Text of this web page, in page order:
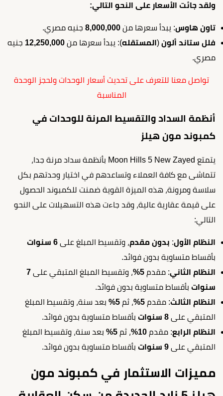
ولقد جائت الأسعار على النحو التالي:
تاون هاوس: يبدأ سعرها من 8,000,000 جنيه مصري.
فلل ستاند ألون (المستقله): يبدأ سعرها من 12,250,000 جنيه
مصري.
تواصل معنا للتعرف على تحديث أسعار الوحدات ولحجز الوحدة
المناسبة
أنظمة السداد والتقسيط المرنة للوحدات في
كمبوند مون هيلز
يتمتع Moon Hills 5 New Zayed بأنظمة سداد مرنة جدا،
تتماشى مع كافة العملاء وتساعدهم في اختيار وحدتهم بكل
سلاسة ومرونة، هذه الميزة القوية ضمنت للكمبوند الحصول
على قيمة عقارية عالية، وقد جاءت هذه التسهيلات على النحو
التالي:
النظام الأول: بدون مقدم، وتقسيط المبلغ على 6 سنوات
بأقساط متساوية بدون فوائد.
النظام الثاني: مقدم 5% ، وتقسيط المبلغ المتبقي على 7
سنوات بأقساط متساوية بدون فوائد.
النظام الثالث: مقدم ، ثم 5%
بعد سنة، وتقسيط المبلغ
المتبقي على 8 سنوات بأقساط متساوية بدون فوائد.
النظام الرابع: مقدم 10% ، ثم 5%
بعد سنة، وتقسيط المبلغ
المتبقي على 9 سنوات بأقساط متساوية بدون فوائد.
مميزات الاستثمار في كمبوند مون